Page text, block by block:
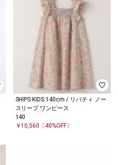
SHIPS KIDS:140cm / リバティ ノー
スリーブ ワンピース
140
￥10,560 〔40%OFF〕